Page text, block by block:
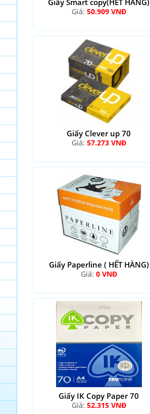
Giấy Smart copy(HẾT HÀNG)
Giá: 50.909 VNĐ
Giấy Clever up 70
Giá: 57.273 VNĐ
Giấy Paperline ( HẾT HÀNG)
Giá: 0 VNĐ
Giấy IK Copy Paper 70
Giá: 52.315 VNĐ